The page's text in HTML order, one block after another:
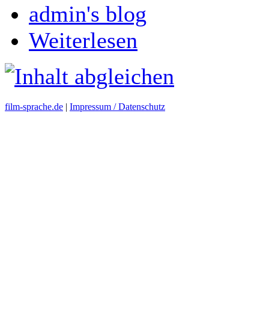
admin's blog
Weiterlesen
film-sprache.de | Impressum / Datenschutz